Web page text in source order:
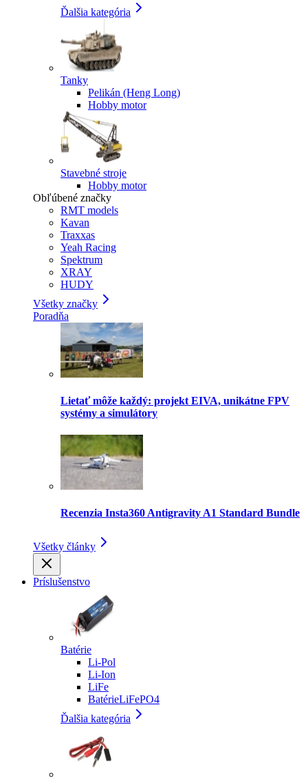
Ďalšia kategória
Tanky
Pelikán (Heng Long)
Hobby motor
Stavebné stroje
Hobby motor
Obľúbené značky
RMT models
Kavan
Traxxas
Yeah Racing
Spektrum
XRAY
HUDY
Všetky značky
Poradňa
Lietať môže každý: projekt EIVA, unikátne FPV
systémy a simulátory
Recenzia Insta360 Antigravity A1 Standard Bundle
Všetky články
Príslušenstvo
Batérie
Li-Pol
Li-Ion
LiFe
BatérieLiFePO4
Ďalšia kategória